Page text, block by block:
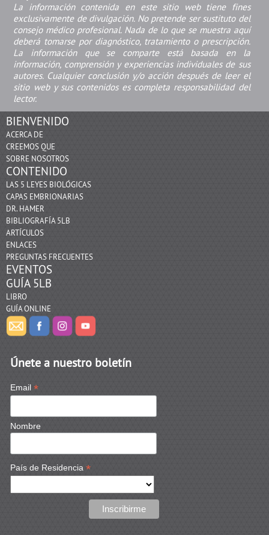
La información contenida en este sitio web tiene fines
exclusivamente de divulgación. No pretende ser sustituto del
consejo médico profesional. Nada de lo que se muestra aquí
deberá tomarse por diagnóstico, tratamiento o prescripción.
La información que se comparte está basada en la
información, comprensión y experiencias individuales de sus
autores. Cualquier conclusión y/o acción después de leer el
sitio web y sus contenidos es completa responsabilidad del
lector.
BIENVENIDO
ACERCA DE
CREEMOS QUE
SOBRE NOSOTROS
CONTENIDO
LAS 5 LEYES BIOLÓGICAS
CAPAS EMBRIONARIAS
DR. HAMER
BIBLIOGRAFÍA 5LB
ARTÍCULOS
ENLACES
PREGUNTAS FRECUENTES
EVENTOS
GUÍA 5LB
LIBRO
GUÍA ONLINE
Únete a nuestro boletín
Email*
Nombre
País de Residencia*